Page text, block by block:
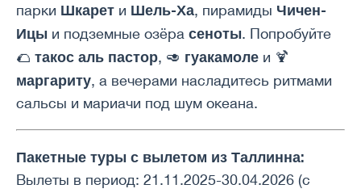
парки Шкарет и Шель-Ха, пирамиды Чичен-
Ицы и подземные озёра сеноты. Попробуйте
🌮 такос аль пастор, 🥑 гуакамоле и 🍹
маргариту, а вечерами насладитесь ритмами
сальсы и мариачи под шум океана.
Пакетные туры с вылетом из Таллинна:
Вылеты в период: 21.11.2025-30.04.2026 (с